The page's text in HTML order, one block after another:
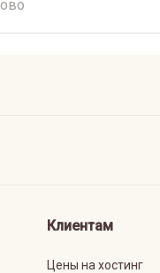
Клиентам
Цены на хостинг